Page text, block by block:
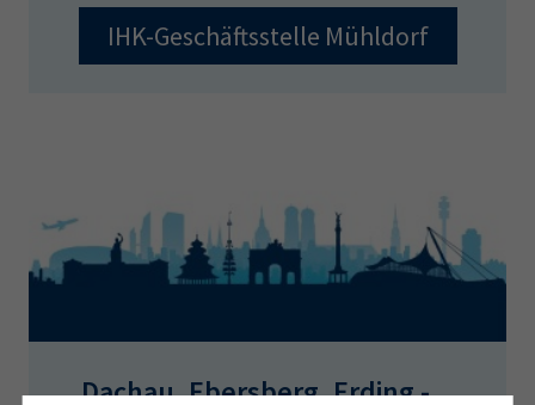
IHK-Geschäftsstelle Mühldorf
Dachau, Ebersberg, Erding -